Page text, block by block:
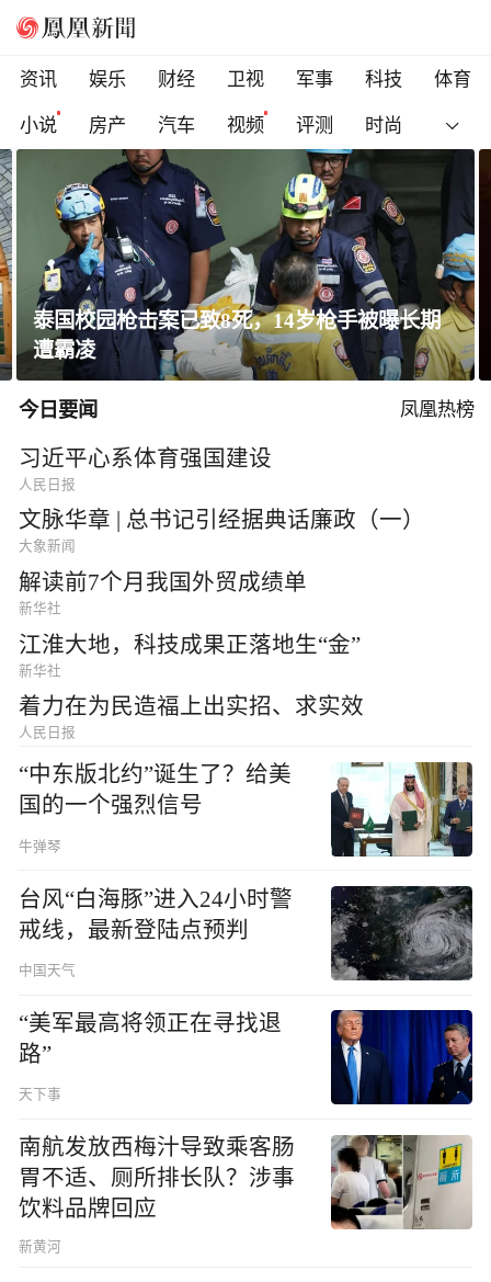
资讯 娱乐 财经 卫视 军事 科技
体育
小说
房产 汽车 视频 评测 时尚
一条隐蔽精干、长期潜伏的道路
今日要闻 凤凰热榜
习近平心系体育强国建设
人民日报
文脉华章 | 总书记引经据典话廉政（一）
大象新闻
解读前7个月我国外贸成绩单
新华社
江淮大地，科技成果正落地生“金”
新华社
着力在为民造福上出实招、求实效
人民日报
“中东版北约”诞生了？给美
国的一个强烈信号
牛弹琴
台风“白海豚”进入24小时警
戒线，最新登陆点预判
中国天气
“美军最高将领正在寻找退
路”
天下事
南航发放西梅汁导致乘客肠
胃不适、厕所排长队？涉事
饮料品牌回应
新黄河